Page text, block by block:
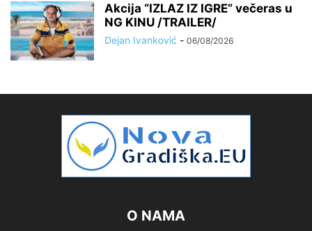
Akcija “IZLAZ IZ IGRE” večeras u
NG KINU /TRAILER/
Dejan Ivanković - 06/08/2026
O NAMA